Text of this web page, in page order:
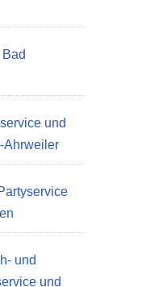
und
Ahrweiler
und
und